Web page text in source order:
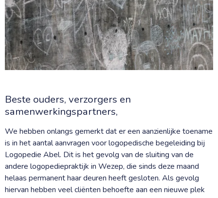
Beste ouders, verzorgers en
samenwerkingspartners,
We hebben onlangs gemerkt dat er een aanzienlijke toename
is in het aantal aanvragen voor logopedische begeleiding bij
Logopedie Abel. Dit is het gevolg van de sluiting van de
andere logopediepraktijk in Wezep, die sinds deze maand
helaas permanent haar deuren heeft gesloten. Als gevolg
hiervan hebben veel cliënten behoefte aan een nieuwe plek